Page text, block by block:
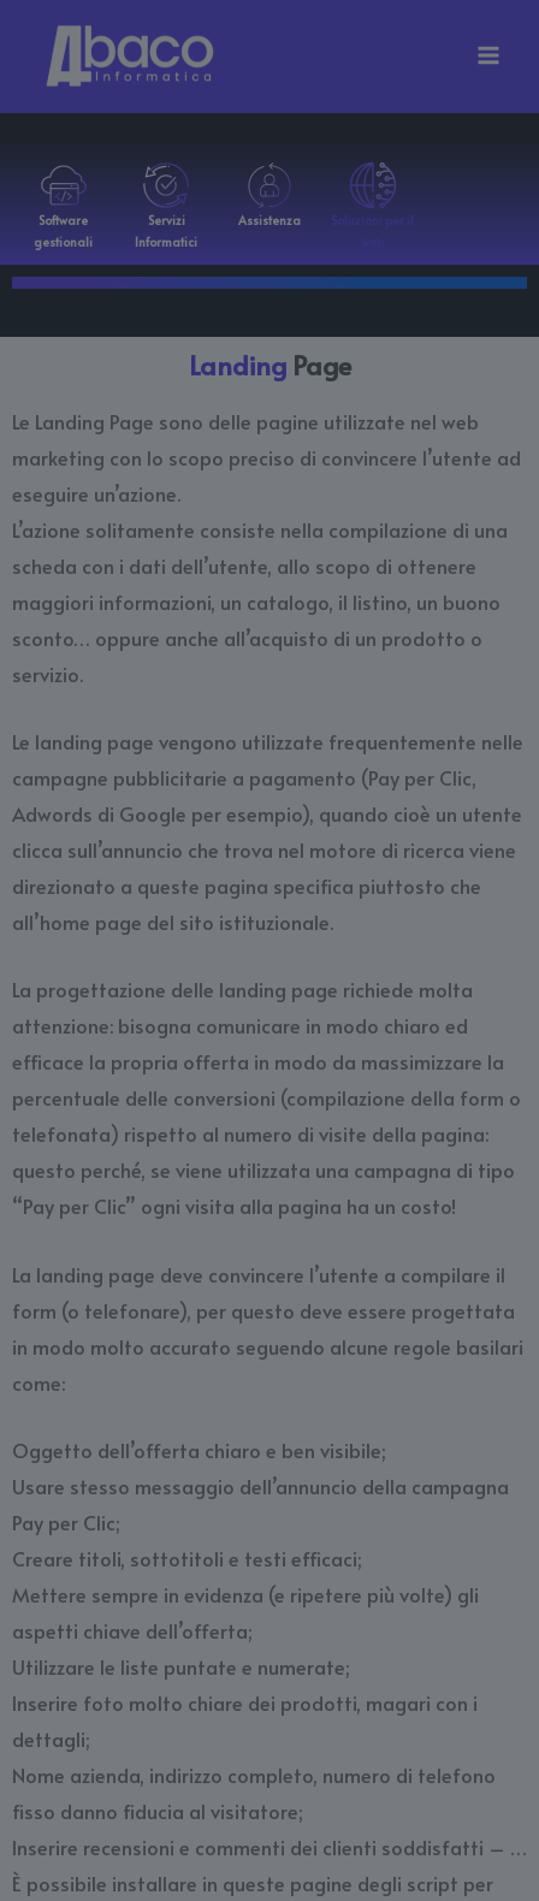
contenuto
Software
gestionali
Servizi
Informatici
Assistenza
Soluzioni per il
Landing Page
Le Landing Page sono delle pagine utilizzate nel web
marketing con lo scopo preciso di convincere l’utente ad
eseguire un’azione.
L’azione solitamente consiste nella compilazione di una
scheda con i dati dell’utente, allo scopo di ottenere
maggiori informazioni, un catalogo, il listino, un buono
sconto… oppure anche all’acquisto di un prodotto o
servizio.
Le landing page vengono utilizzate frequentemente nelle
campagne pubblicitarie a pagamento (Pay per Clic,
Adwords di Google per esempio), quando cioè un utente
clicca sull’annuncio che trova nel motore di ricerca viene
direzionato a queste pagina specifica piuttosto che
all’home page del sito istituzionale.
La progettazione delle landing page richiede molta
attenzione: bisogna comunicare in modo chiaro ed
efficace la propria offerta in modo da massimizzare la
percentuale delle conversioni (compilazione della form o
telefonata) rispetto al numero di visite della pagina:
questo perché, se viene utilizzata una campagna di tipo
“Pay per Clic” ogni visita alla pagina ha un costo!
La landing page deve convincere l’utente a compilare il
form (o telefonare), per questo deve essere progettata
in modo molto accurato seguendo alcune regole basilari
come:
Oggetto dell’offerta chiaro e ben visibile;
Usare stesso messaggio dell’annuncio della campagna
Pay per Clic;
Creare titoli, sottotitoli e testi efficaci;
Mettere sempre in evidenza (e ripetere più volte) gli
aspetti chiave dell’offerta;
Utilizzare le liste puntate e numerate;
Inserire foto molto chiare dei prodotti, magari con i
dettagli;
Nome azienda, indirizzo completo, numero di telefono
fisso danno fiducia al visitatore;
Inserire recensioni e commenti dei clienti soddisfatti – …
È possibile installare in queste pagine degli script per